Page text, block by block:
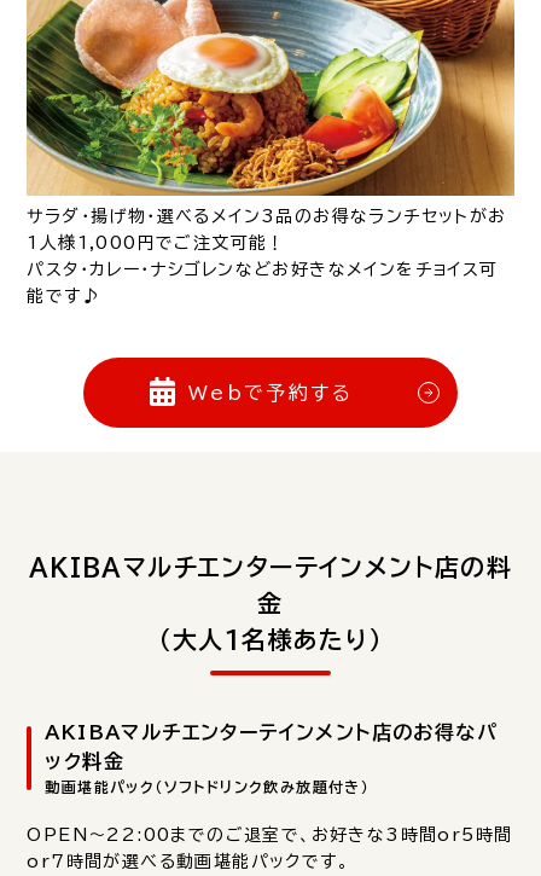
サラダ・揚げ物・選べるメイン3品のお得なランチセットがお
1人様1,000円でご注文可能！
パスタ・カレー・ナシゴレンなどお好きなメインをチョイス可
能です♪
Webで予約する
AKIBAマルチエンターテインメント店の料
金
（大人1名様あたり）
AKIBAマルチエンターテインメント店のお得なパ
ック料金
動画堪能パック（ソフトドリンク飲み放題付き）
OPEN～22:00までのご退室で、お好きな3時間or5時間
or7時間が選べる動画堪能パックです。